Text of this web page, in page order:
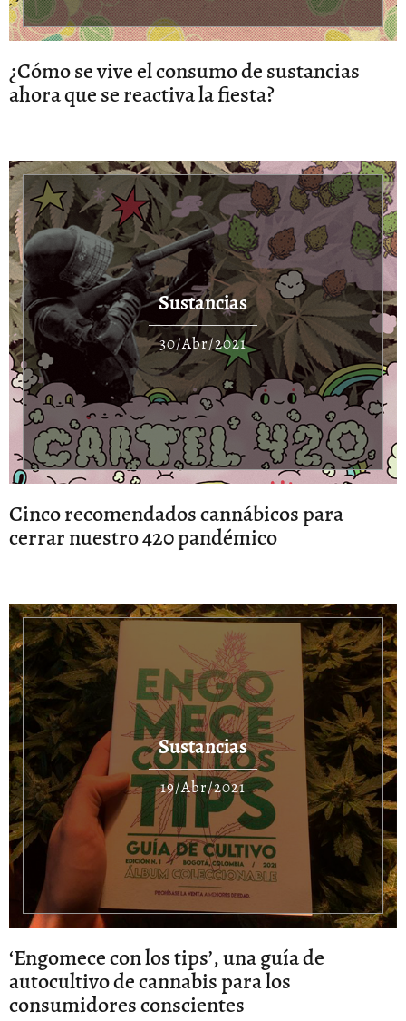
¿Cómo se vive el consumo de sustancias
ahora que se reactiva la fiesta?
Sustancias
30/Abr/2021
Cinco recomendados cannábicos para
cerrar nuestro 420 pandémico
Sustancias
19/Abr/2021
‘Engomece con los tips’, una guía de
autocultivo de cannabis para los
consumidores conscientes